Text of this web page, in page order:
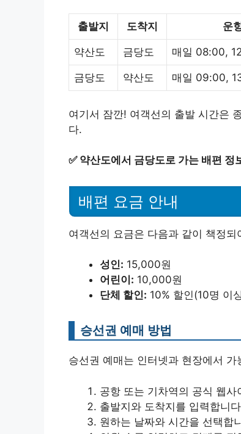
출발지 도착지 운
약산도 금당도 매일 08:00,
금당도 약산도 매일 09:00,
여기서 잠깐! 여객선의 출발 시간은
다.
✅ 약산도에서 금당도로 가는 배편 정
배편 요금 안내
여객선의 요금은 다음과 같이 책정되
성인: 15,000원
어린이: 10,000원
단체 할인: 10% 할인(10명 이
승선권 예매 방법
승선권 예매는 인터넷과 현장에서
공항 또는 기차역의 공식 웹사
출발지와 도착지를 입력합니
원하는 날짜와 시간을 선택합